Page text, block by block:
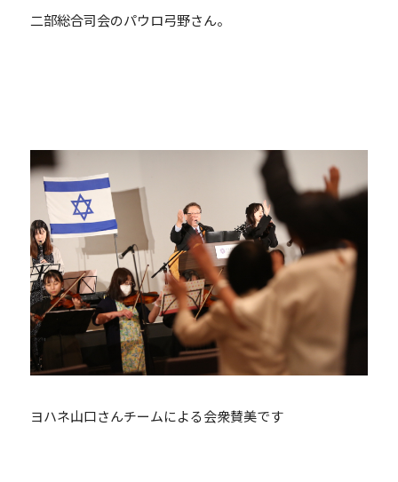
二部総合司会のパウロ弓野さん。
ヨハネ山口さんチームによる会衆賛美です